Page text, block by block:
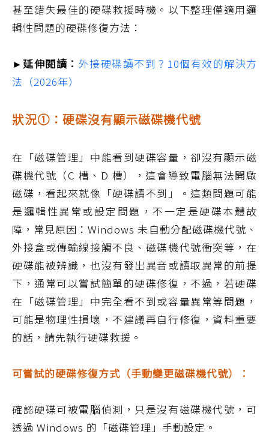
甚至錯失最佳的硬碟救援時機。以下整理僅適用邏
輯性問題的硬碟修復方法：
►延伸閱讀： 外接硬碟讀不到？10個有效的解決方
法（2026年）
狀況①：硬碟沒有顯示磁碟機代號
在「磁碟管理」中能看到硬碟容量，卻沒有顯示磁
碟機代號（C 槽、D 槽），這會導致電腦無法開啟
磁碟，看起來就像「硬碟讀不到」。這類問題可能
是邏輯性異常或設定問題，不一定是硬碟本體故
障，常見原因：Windows 未自動分配磁碟機代號、
外接盒或傳輸線接觸不良、磁碟機代號衝突等，在
硬碟能被辨識，也沒有發出異音或讀取異常的前提
下，通常可以嘗試簡單的硬碟修復，不過，若硬碟
在「磁碟管理」中完全看不到或容量異常等問題，
可能是物理性損壞，不建議再自行修復，資料重要
的話，請先執行硬碟救援。
可嘗試的硬碟修復方式（手動變更磁碟機代號）：
確認硬碟可被電腦偵測，只是沒有磁碟機代號，可
透過 Windows 的「磁碟管理」手動設定。